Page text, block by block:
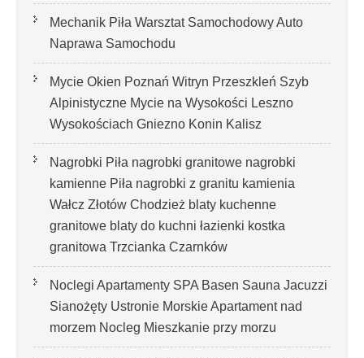
Mechanik Piła Warsztat Samochodowy Auto
Naprawa Samochodu
Mycie Okien Poznań Witryn Przeszkleń Szyb
Alpinistyczne Mycie na Wysokości Leszno
Wysokościach Gniezno Konin Kalisz
Nagrobki Piła nagrobki granitowe nagrobki
kamienne Piła nagrobki z granitu kamienia
Wałcz Złotów Chodzież blaty kuchenne
granitowe blaty do kuchni łazienki kostka
granitowa Trzcianka Czarnków
Noclegi Apartamenty SPA Basen Sauna Jacuzzi
Sianożęty Ustronie Morskie Apartament nad
morzem Nocleg Mieszkanie przy morzu